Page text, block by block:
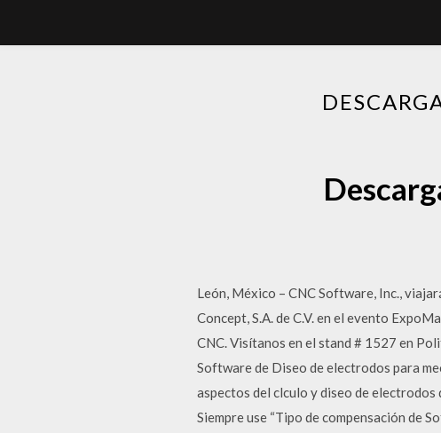
León, México – CNC Software, Inc.,
Concept, S.A. de C.V. en el evento
CNC. Visítanos en el stand # 1527 en
Software de Diseo de electrodos para
aspectos del clculo y diseo de
Siempre use “Tipo de compensación de